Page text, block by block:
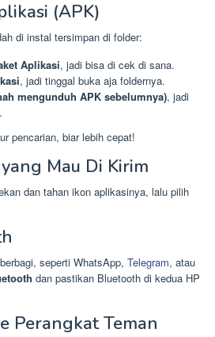
(APK)
di instal tersimpan di folder:
Aplikasi, jadi bisa di cek di sana.
, jadi tinggal buka aja foldernya.
mengunduh APK sebelumnya), jadi
pencarian, biar lebih cepat!
Mau Di Kirim
dan tahan ikon aplikasinya, lalu pilih
seperti WhatsApp, Telegram, atau
dan pastikan Bluetooth di kedua HP
Perangkat Teman